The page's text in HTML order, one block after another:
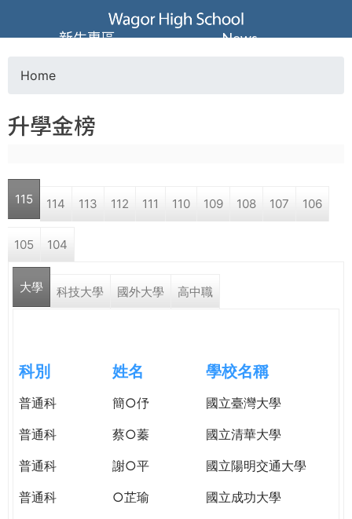
Jump to navigation
葳
格
高
中
學
格。
o
u
a
r
e
e
r
e
Home
升學金榜
115 114 113 112 111 110 109 108 107 106
105 104
大學 科技大學 國外大學 高中職
科別 姓名 學校名稱
普通科 簡○伃
國立臺灣大學
普通科
蔡○蓁
國立清華大學
普通科
謝○平
國立陽明交通大學
普通科
○芷瑜
國立成功大學
新生專區 News